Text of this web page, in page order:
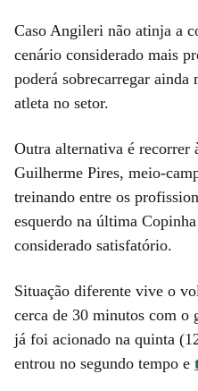
Caso Angileri não atinja a
cenário considerado mais
poderá sobrecarregar
atleta no setor.
Outra alternativa é recorrer
Guilherme Pires, meio-
treinando entre os
esquerdo na última
considerado satisfatório.
Situação diferente vive o
cerca de 30 minutos com o
já foi acionado na quinta
entrou no segundo tempo e